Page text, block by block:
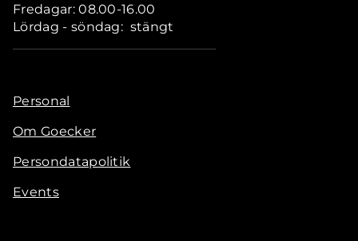
Fredagar: 08.00-16.00
Lördag - söndag: stängt
Personal
Om Goecker
Persondatapolitik
Events